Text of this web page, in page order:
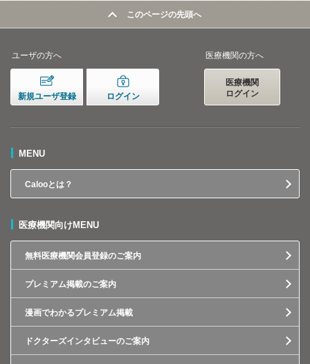
このページの先頭へ
ユーザの方へ
新規ユーザ登録 ログイン
医療機関の方へ
医療機関
ログイン
MENU
Calooとは？
医療機関向けMENU
無料医療機関会員登録のご案内
プレミアム掲載のご案内
漫画でわかるプレミアム掲載
ドクターズインタビューのご案内